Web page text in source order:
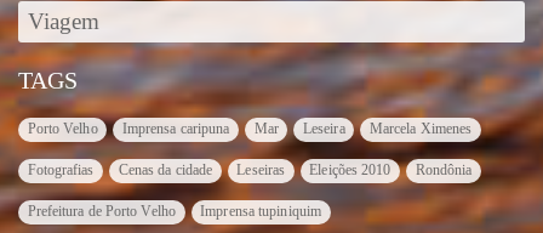
Viagem
TAGS
Porto Velho Imprensa caripuna Mar Leseira Marcela Ximenes
Fotografias Cenas da cidade Leseiras Eleições 2010 Rondônia
Prefeitura de Porto Velho Imprensa tupiniquim